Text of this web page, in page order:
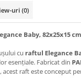
uri (0)
Baby, 82x25x15
cu raftul Elegance
esențiale. Fabricat din
, acest raft este conceput